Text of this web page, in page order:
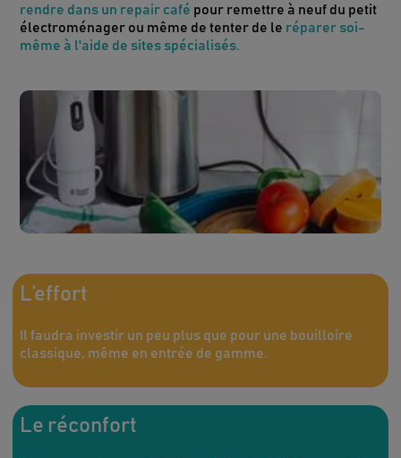
rendre dans un repair café pour remettre à neuf du petit
électroménager ou même de tenter de le réparer soi-
même à l'aide de sites spécialisés.
L’effort
Il faudra investir un peu plus que pour une bouilloire
classique, même en entrée de gamme.
Le réconfort